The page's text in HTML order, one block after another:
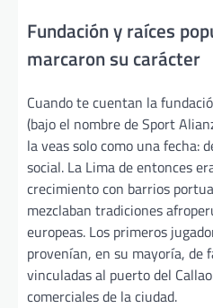
Fundación y raíces
marcaron su carácter
Cuando te cuentan la
(bajo el nombre de Sport
la veas solo como una fecha:
social. La Lima de entonces
crecimiento con barrios
mezclaban tradiciones
europeas. Los primeros
provenían, en su mayoría, de
vinculadas al puerto del
comerciales de la ciudad.